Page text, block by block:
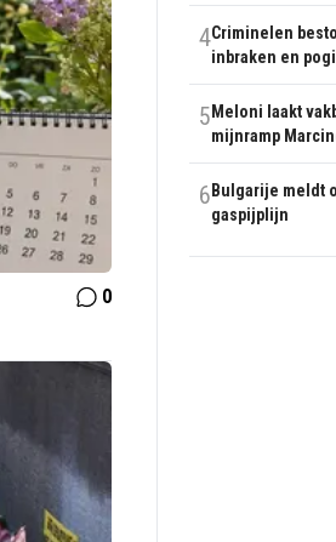
0
4Criminelen
inbraken en
5 Meloni laakt
mijnramp
6 Bulgarije meldt
gaspijplijn